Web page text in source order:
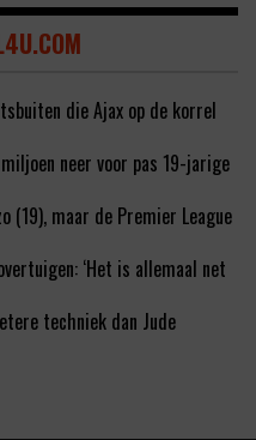
die Ajax op de korrel
neer voor pas 19-jarige
(19), maar de Premier League
‘Het is allemaal net
techniek dan Jude